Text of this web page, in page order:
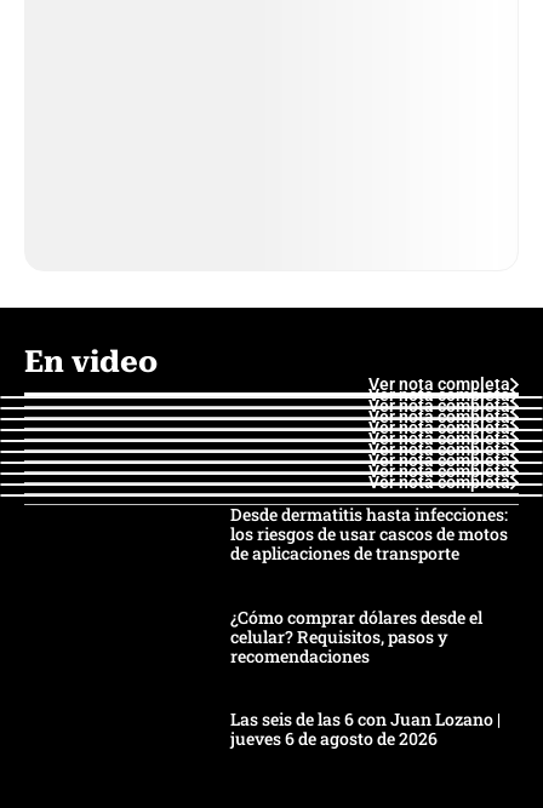
En video
Ver nota completa
Ver nota completa
Ver nota completa
Ver nota completa
Ver nota completa
Ver nota completa
Ver nota completa
Ver nota completa
Ver nota completa
Ver nota completa
Desde dermatitis hasta infecciones:
los riesgos de usar cascos de motos
de aplicaciones de transporte
¿Cómo comprar dólares desde el
celular? Requisitos, pasos y
recomendaciones
Las seis de las 6 con Juan Lozano |
jueves 6 de agosto de 2026